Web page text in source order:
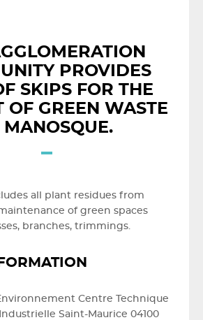
PROVIDES
SKIPS FOR THE
OF GREEN WASTE
MANOSQUE.
all plant residues from
of green spaces
branches, trimmings.
Centre Technique
Saint-Maurice 04100